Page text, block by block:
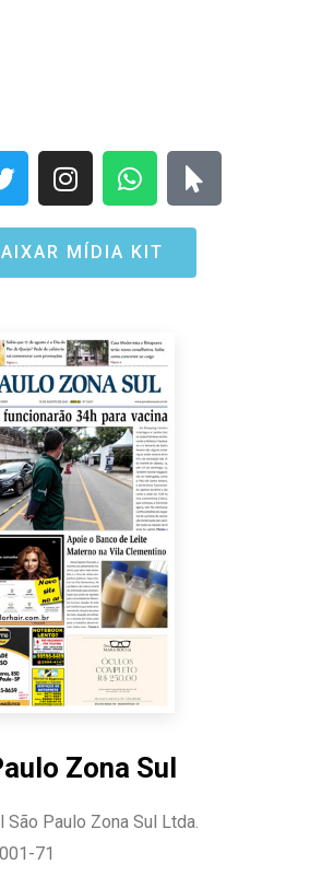
MÍDIA KIT
Zona Sul
São Paulo Zona Sul Ltda.
71